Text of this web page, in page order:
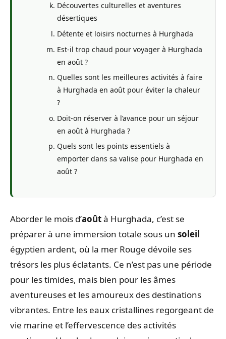
Découvertes culturelles et aventures
désertiques
Détente et loisirs nocturnes à Hurghada
Est-il trop chaud pour voyager à Hurghada
en août ?
Quelles sont les meilleures activités à faire
à Hurghada en août pour éviter la chaleur
?
Doit-on réserver à l’avance pour un séjour
en août à Hurghada ?
Quels sont les points essentiels à
emporter dans sa valise pour Hurghada en
août ?
Aborder le mois d’aoûtà Hurghada, c’est se
préparer à une immersion totale sous un soleil
égyptien ardent, où la mer Rouge dévoile ses
trésors les plus éclatants. Ce n’est pas une période
pour les timides, mais bien pour les âmes
aventureuses et les amoureux des destinations
vibrantes. Entre les eaux cristallines regorgeant de
vie marine et l’effervescence des activités